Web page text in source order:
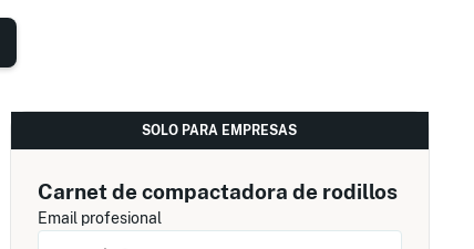
SOLO PARA EMPRESAS
Carnet de compactadora de rodillos
Email profesional